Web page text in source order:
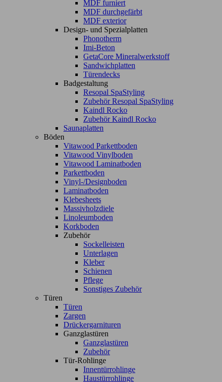
MDF furniert
MDF durchgefärbt
MDF exterior
Design- und Spezialplatten
Phonotherm
Imi-Beton
GetaCore Mineralwerkstoff
Sandwichplatten
Türendecks
Badgestaltung
Resopal SpaStyling
Zubehör Resopal SpaStyling
Kaindl Rocko
Zubehör Kaindl Rocko
Saunaplatten
Böden
Vitawood Parkettboden
Vitawood Vinylboden
Vitawood Laminatboden
Parkettboden
Vinyl-/Designboden
Laminatboden
Klebesheets
Massivholzdiele
Linoleumboden
Korkboden
Zubehör
Sockelleisten
Unterlagen
Kleber
Schienen
Pflege
Sonstiges Zubehör
Türen
Türen
Zargen
Drückergarnituren
Ganzglastüren
Ganzglastüren
Zubehör
Tür-Rohlinge
Innentürrohlinge
Haustürrohlinge